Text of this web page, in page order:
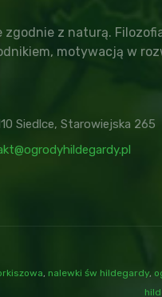
zgodnie z naturą.
motywacją w
Siedlce, Starowiejska 265
, nalewki św hildegardy,